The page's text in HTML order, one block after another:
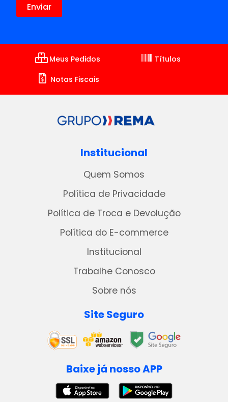
Meus Pedidos
Títulos
Notas Fiscais
Institucional
Quem Somos
Política de Privacidade
Política de Troca e Devolução
Política do E-commerce
Institucional
Trabalhe Conosco
Sobre nós
Site Seguro
Baixe já nosso APP